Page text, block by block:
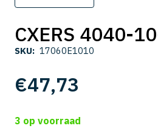
CXERS 4040-
SKU: 17060E1010
€47,73
3 op voorraad